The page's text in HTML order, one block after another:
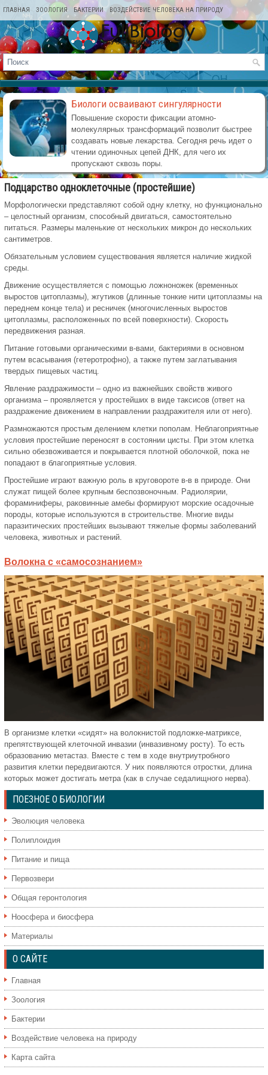
ГЛАВНАЯ ЗООЛОГИЯ БАКТЕРИИ ВОЗДЕЙСТВИЕ ЧЕЛОВЕКА НА ПРИРОДУ
КАРТА САЙТА
Биологи осваивают сингулярности
Повышение скорости фиксации атомно-
молекулярных трансформаций позволит быстрее
создавать новые лекарства. Сегодня речь идет о
чтении одиночных цепей ДНК, для чего их
пропускают сквозь поры.
Подцарство одноклеточные (простейшие)
Морфологически представляют собой одну клетку, но функционально
– целостный организм, способный двигаться, самостоятельно
питаться. Размеры маленькие от нескольких микрон до нескольких
сантиметров.
Обязательным условием существования является наличие жидкой
среды.
Движение осуществляется с помощью ложноножек (временных
выростов цитоплазмы), жгутиков (длинные тонкие нити цитоплазмы на
переднем конце тела) и ресничек (многочисленных выростов
цитоплазмы, расположенных по всей поверхности). Скорость
передвижения разная.
Питание готовыми органическими в-вами, бактериями в основном
путем всасывания (гетеротрофно), а также путем заглатывания
твердых пищевых частиц.
Явление раздражимости – одно из важнейших свойств живого
организма – проявляется у простейших в виде таксисов (ответ на
раздражение движением в направлении раздражителя или от него).
Размножаются простым делением клетки пополам. Неблагоприятные
условия простейшие переносят в состоянии цисты. При этом клетка
сильно обезвоживается и покрывается плотной оболочкой, пока не
попадают в благоприятные условия.
Простейшие играют важную роль в круговороте в-в в природе. Они
служат пищей более крупным беспозвоночным. Радиолярии,
фораминиферы, раковинные амебы формируют морские осадочные
породы, которые используются в строительстве. Многие виды
паразитических простейших вызывают тяжелые формы заболеваний
человека, животных и растений.
Волокна с «самосознанием»
В организме клетки «сидят» на волокнистой подложке-матриксе,
препятствующей клеточной инвазии (инвазивному росту). То есть
образованию метастаз. Вместе с тем в ходе внутриутробного
развития клетки передвигаются. У них появляются отростки, длина
которых может достигать метра (как в случае седалищного нерва).
ПОЕЗНОЕ О БИОЛОГИИ
Эволюция человека
Полиплоидия
Питание и пища
Первозвери
Общая геронтология
Ноосфера и биосфера
Материалы
О САЙТЕ
Главная
Зоология
Бактерии
Воздействие человека на природу
Карта сайта